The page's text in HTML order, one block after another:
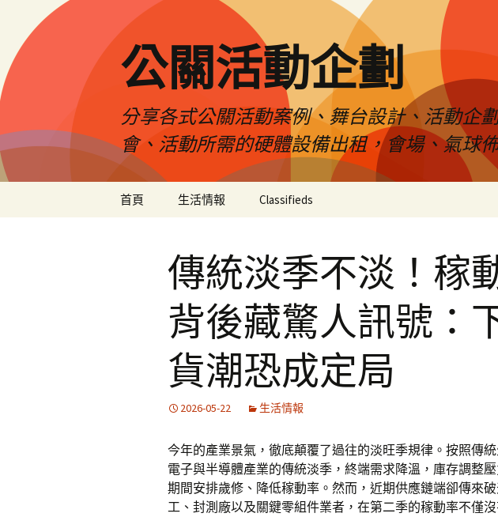
公關活動企劃
分享各式公關活動案例、舞台設計、活動企
會、活動所需的硬體設備出租，會場、氣球
首頁 生活情報 Classifieds
傳統淡季不淡！稼
背後藏驚人訊號：
貨潮恐成定局
2026-05-22 生活情報
今年的產業景氣，徹底顛覆了過往的淡旺季規律。按照傳
電子與半導體產業的傳統淡季，終端需求降溫，庫存調整
期間安排歲修、降低稼動率。然而，近期供應鏈端卻傳來
工、封測廠以及關鍵零組件業者，在第二季的稼動率不僅